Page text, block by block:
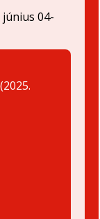
június 04-